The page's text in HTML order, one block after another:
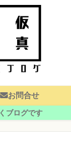
お問合せ
ブログです